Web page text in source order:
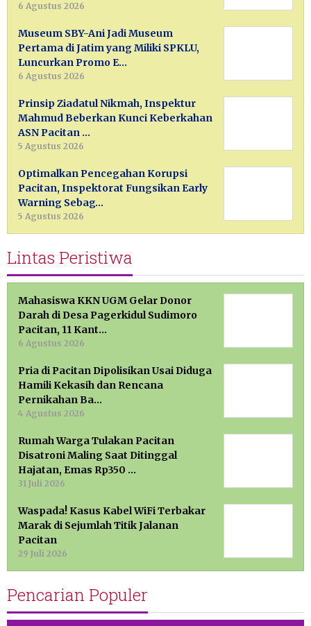
6 Agustus 2026
Museum SBY-Ani Jadi Museum
Pertama di Jatim yang Miliki SPKLU,
Luncurkan Promo E…
6 Agustus 2026
Prinsip Ziadatul Nikmah, Inspektur
Mahmud Beberkan Kunci Keberkahan
ASN Pacitan …
5 Agustus 2026
Optimalkan Pencegahan Korupsi
Pacitan, Inspektorat Fungsikan Early
Warning Sebag…
5 Agustus 2026
Lintas Peristiwa
Mahasiswa KKN UGM Gelar Donor
Darah di Desa Pagerkidul Sudimoro
Pacitan, 11 Kant…
6 Agustus 2026
Pria di Pacitan Dipolisikan Usai Diduga
Hamili Kekasih dan Rencana
Pernikahan Ba…
4 Agustus 2026
Rumah Warga Tulakan Pacitan
Disatroni Maling Saat Ditinggal
Hajatan, Emas Rp350 …
31 Juli 2026
Waspada! Kasus Kabel WiFi Terbakar
Marak di Sejumlah Titik Jalanan
Pacitan
29 Juli 2026
Pencarian Populer